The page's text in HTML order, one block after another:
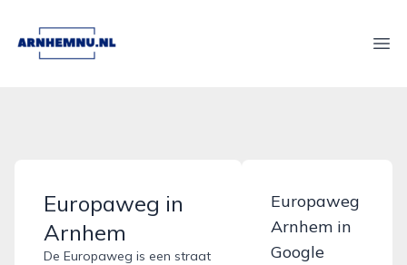
arnhemnu.nl
Europaweg in
Arnhem
De Europaweg is een straat
Europaweg
Arnhem in
Google